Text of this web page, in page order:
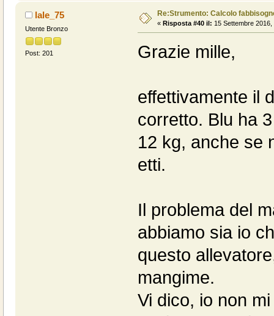
lale_75
Utente Bronzo
Post: 201
Re:Strumento: Calcolo
« Risposta #40 il: 15 Settembre 2016,
Grazie mille,
effettivamente il
corretto. Blu ha
12 kg, anche se
etti.
Il problema del
abbiamo sia io
questo
mangime.
Vi dico, io non